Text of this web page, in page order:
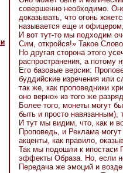
совершенно необходимо.
доказывать, что огонь
называется еще и
И вот тут-то мы подходим
Сим, откройся!» Такое
Но другая сторона этого
распространения, а потому
Его базовые версии:
буддийские изречения или
так же, как проповедники
оно верно» из того же
Более того, монеты могут
быть и просто
И тут мы видим, что, как и
Проповедь, и Реклама
акценты, как правило,
Так мы подошли к ипостаси
эффекты Образа. Но, если
Передача же эмоций и